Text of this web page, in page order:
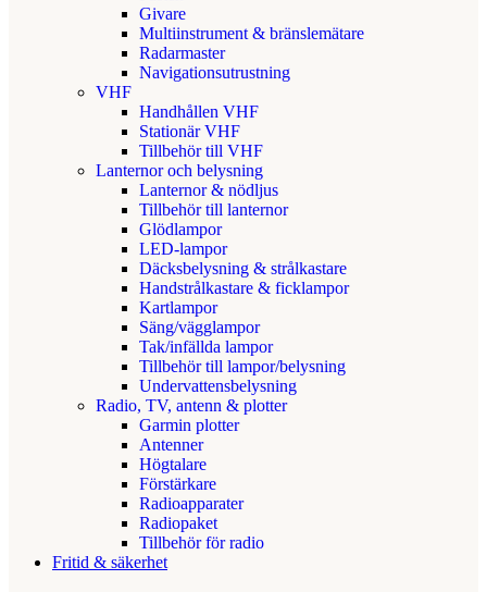
Givare
Multiinstrument & bränslemätare
Radarmaster
Navigationsutrustning
VHF
Handhållen VHF
Stationär VHF
Tillbehör till VHF
Lanternor och belysning
Lanternor & nödljus
Tillbehör till lanternor
Glödlampor
LED-lampor
Däcksbelysning & strålkastare
Handstrålkastare & ficklampor
Kartlampor
Säng/vägglampor
Tak/infällda lampor
Tillbehör till lampor/belysning
Undervattensbelysning
Radio, TV, antenn & plotter
Garmin plotter
Antenner
Högtalare
Förstärkare
Radioapparater
Radiopaket
Tillbehör för radio
Fritid & säkerhet